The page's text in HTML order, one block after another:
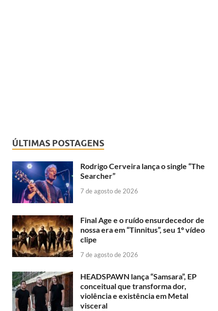
ÚLTIMAS POSTAGENS
Rodrigo Cerveira lança o single “The
Searcher”
7 de agosto de 2026
Final Age e o ruído ensurdecedor de
nossa era em “Tinnitus”, seu 1º vídeo
clipe
7 de agosto de 2026
HEADSPAWN lança “Samsara”, EP
conceitual que transforma dor,
violência e existência em Metal
visceral